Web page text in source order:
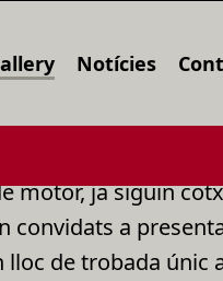
Notícies
motor, ja siguin
convidats a
lloc de trobada